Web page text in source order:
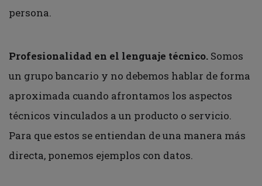
persona.
Profesionalidad en el lenguaje técnico. Somos
un grupo bancario y no debemos hablar de forma
aproximada cuando afrontamos los aspectos
técnicos vinculados a un producto o servicio.
Para que estos se entiendan de una manera más
directa, ponemos ejemplos con datos.